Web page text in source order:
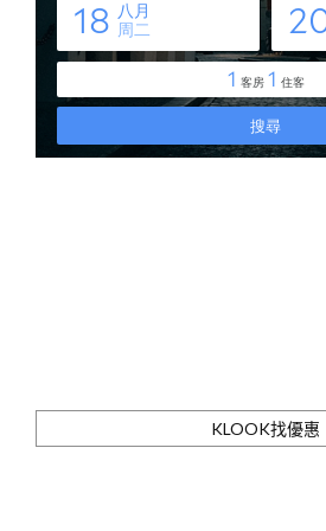
KLOOK找優惠